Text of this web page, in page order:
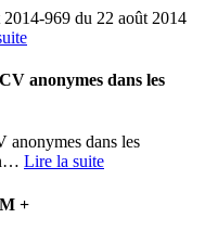
969 du 22 août 2014
anonymes dans les
anonymes dans les
… Lire la suite
+